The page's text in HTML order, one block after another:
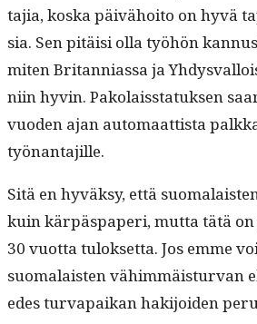
ta­jia, kos­ka päivähoito on hyvä
sia. Sen pitäisi olla työhön
miten Bri­tan­ni­as­sa ja
niin hyvin. Pako­lais­statuk­sen
vuo­den ajan automaat­tista
työnantajille.
Sitä en hyväksy, että
kuin kär­päs­pa­peri, mut­ta tätä
30 vuot­ta tulok­set­ta. Jos emme
suo­ma­lais­ten vähim­mäis­tur­van
edes tur­va­paikan hak­i­joiden